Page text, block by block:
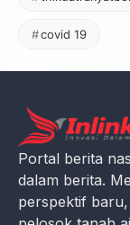
covid 19
Portal berita
dalam berita.
perspektif